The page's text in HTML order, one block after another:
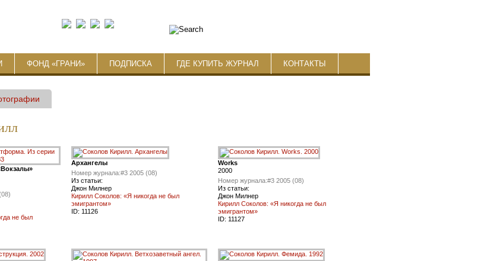
ФОНД «ГРАНИ» ПОДПИСКА ГДЕ КУПИТЬ ЖУРНАЛ КОНТАКТЫ
не был
Aрхангелы
Номер журнала:#3 2005 (08)
Из статьи:
Джон Милнер
Кирилл Соколов: «Я никогда не был
эмигрантом»
ID: 11126
Works
2000
Номер журнала:#3 2005 (08)
Из статьи:
Джон Милнер
Кирилл Соколов: «Я никогда не был
эмигрантом»
ID: 11127